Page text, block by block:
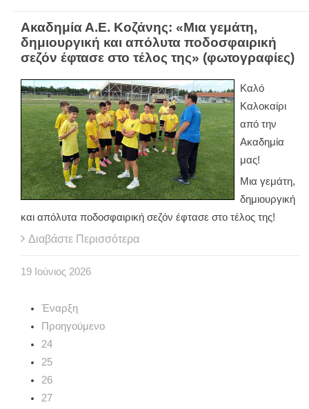
Ακαδημία Α.Ε. Κοζάνης: «Μια γεμάτη,
δημιουργική και απόλυτα ποδοσφαιρική
σεζόν έφτασε στο τέλος της» (φωτογραφίες)
Καλό
Καλοκαίρι
από την
Ακαδημία
μας!
Μια γεμάτη,
δημιουργική
και απόλυτα ποδοσφαιρική σεζόν έφτασε στο τέλος της!
Διαβάστε Περισσότερα
19 Ιούνιος 2026
Έναρξη
Προηγούμενο
24
25
26
27